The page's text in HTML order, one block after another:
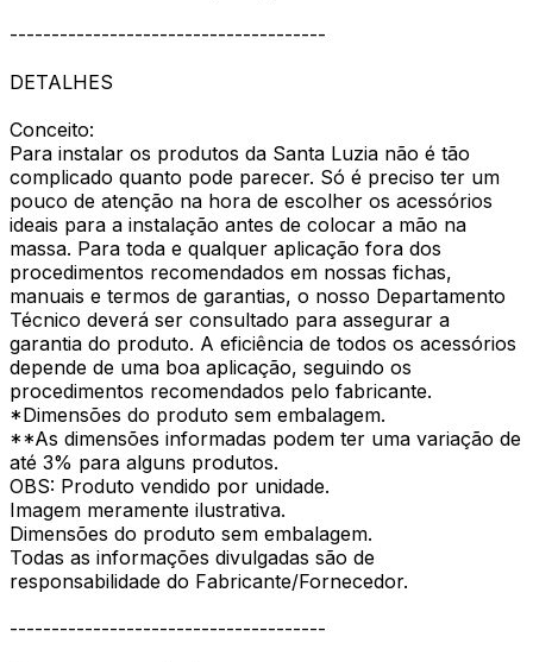
--------------------------------------
DETALHES
Conceito:
Para instalar os produtos da Santa Luzia não é tão
complicado quanto pode parecer. Só é preciso ter um
pouco de atenção na hora de escolher os acessórios
ideais para a instalação antes de colocar a mão na
massa. Para toda e qualquer aplicação fora dos
procedimentos recomendados em nossas fichas,
manuais e termos de garantias, o nosso Departamento
Técnico deverá ser consultado para assegurar a
garantia do produto. A eficiência de todos os acessórios
depende de uma boa aplicação, seguindo os
procedimentos recomendados pelo fabricante.
*Dimensões do produto sem embalagem.
**As dimensões informadas podem ter uma variação de
até 3% para alguns produtos.
OBS: Produto vendido por unidade.
Imagem meramente ilustrativa.
Dimensões do produto sem embalagem.
Todas as informações divulgadas são de
responsabilidade do Fabricante/Fornecedor.
--------------------------------------